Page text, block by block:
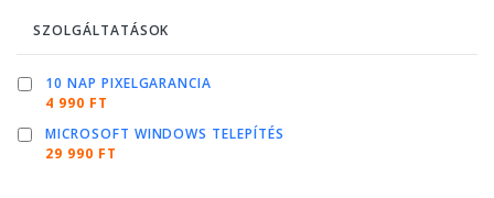
SZOLGÁLTATÁSOK
10 NAP PIXELGARANCIA
4 990 FT
MICROSOFT WINDOWS TELEPÍTÉS
29 990 FT